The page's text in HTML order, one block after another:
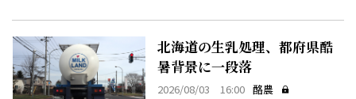
北海道の生乳処理、都府県酷
暑背景に一段落
2026/08/03 16:00 酪農